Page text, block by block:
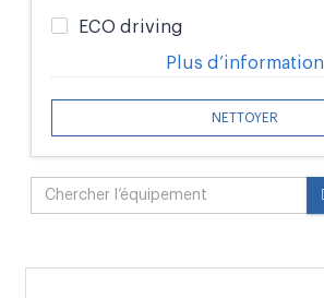
ECO driving
Plus d’information
NETTOYER